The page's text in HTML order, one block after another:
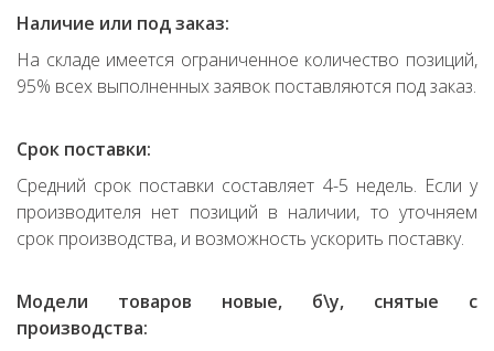
Наличие или под заказ:
На складе имеется ограниченное количество позиций,
95% всех выполненных заявок поставляются под заказ.
Срок поставки:
Средний срок поставки составляет 4-5 недель. Если у
производителя нет позиций в наличии, то уточняем
срок производства, и возможность ускорить поставку.
Модели товаров новые, б\у, снятые с
производства: